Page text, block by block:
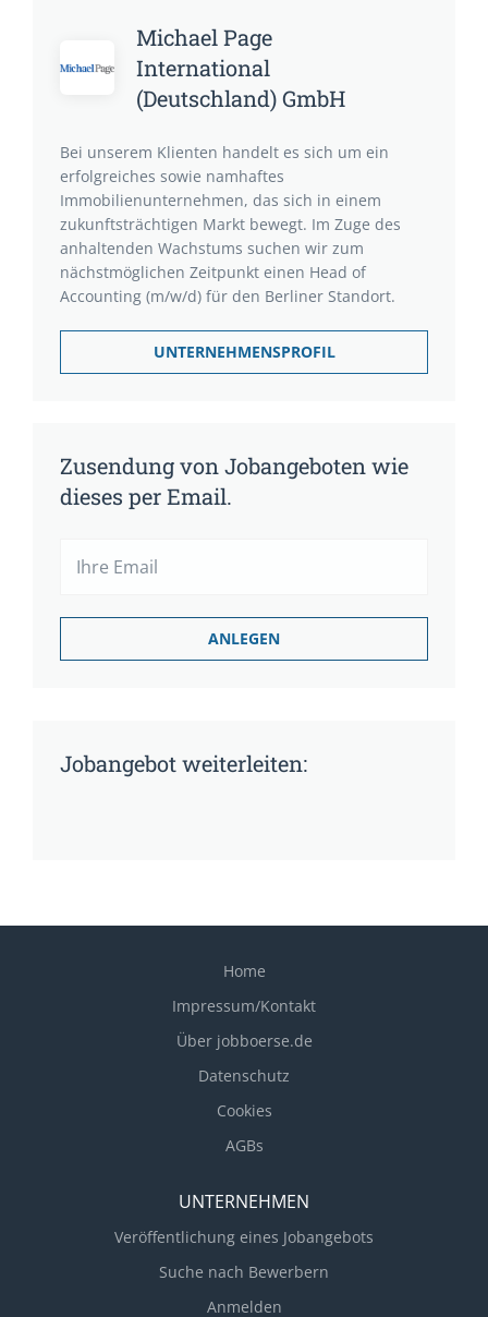
Michael Page
International
(Deutschland) GmbH
Bei unserem Klienten handelt es sich um ein
erfolgreiches sowie namhaftes
Immobilienunternehmen, das sich in einem
zukunftsträchtigen Markt bewegt. Im Zuge des
anhaltenden Wachstums suchen wir zum
nächstmöglichen Zeitpunkt einen Head of
Accounting (m/w/d) für den Berliner Standort.
UNTERNEHMENSPROFIL
Zusendung von Jobangeboten wie
dieses per Email.
Jobangebot weiterleiten:
Home
Impressum/Kontakt
Über jobboerse.de
Datenschutz
Cookies
AGBs
UNTERNEHMEN
Veröffentlichung eines Jobangebots
Suche nach Bewerbern
Anmelden